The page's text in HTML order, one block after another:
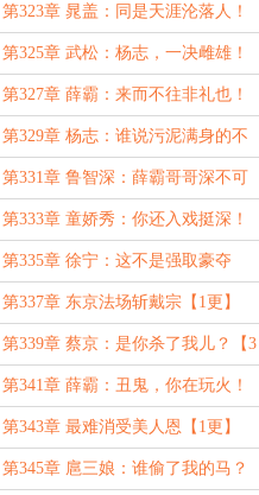
票】
第323章 晁盖：同是天涯沦落人！
【2更】
第325章 武松：杨志，一决雌雄！
【1更】
第327章 薛霸：来而不往非礼也！
【3更求月票】
第329章 杨志：谁说污泥满身的不
算好汉？【2更】
第331章 鲁智深：薛霸哥哥深不可
测！【1更】
第333章 童娇秀：你还入戏挺深！
【3更求月票】
第335章 徐宁：这不是强取豪夺
么？【2更】
第337章 东京法场斩戴宗【1更】
第339章 蔡京：是你杀了我儿？【3
更求月票】
第341章 薛霸：丑鬼，你在玩火！
【2更】
第343章 最难消受美人恩【1更】
第345章 扈三娘：谁偷了我的马？